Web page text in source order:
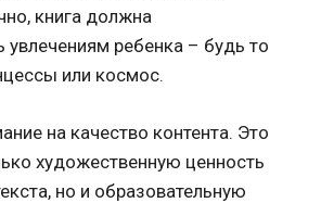
книга должна
увлечениям ребенка – будь то
или космос.
на качество контента. Это
художественную ценность
но и образовательную